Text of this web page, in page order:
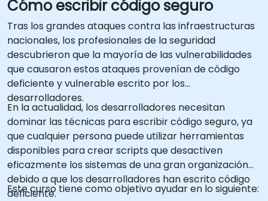
Cómo escribir código seguro
Tras los grandes ataques contra las infraestructuras
nacionales, los profesionales de la seguridad
descubrieron que la mayoría de las vulnerabilidades
que causaron estos ataques provenían de código
deficiente y vulnerable escrito por los
desarrolladores.
En la actualidad, los desarrolladores necesitan
dominar las técnicas para escribir código seguro, ya
que cualquier persona puede utilizar herramientas
disponibles para crear scripts que desactiven
eficazmente los sistemas de una gran organización
debido a que los desarrolladores han escrito código
deficiente.
Este curso tiene como objetivo ayudar en lo siguiente: